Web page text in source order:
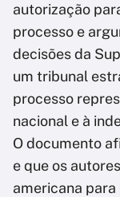
autorização
processo e
decisões da
um tribunal
processo
nacional e à
O documento
e que os
americana